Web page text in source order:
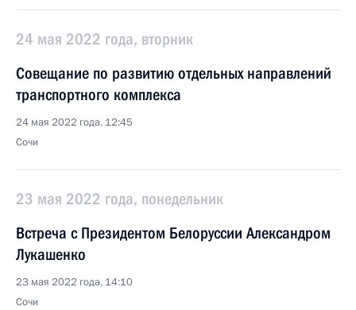
24 мая 2022 года, вторник
Совещание по развитию отдельных направлений
транспортного комплекса
24 мая 2022 года, 12:45
Сочи
23 мая 2022 года, понедельник
Встреча с Президентом Белоруссии Александром
Лукашенко
23 мая 2022 года, 14:10
Сочи